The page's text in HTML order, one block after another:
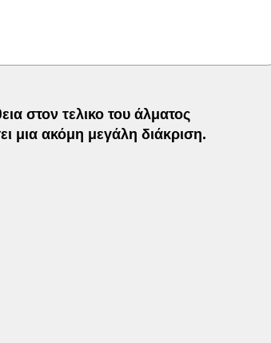
στον τελικο του άλματος
μια ακόμη μεγάλη διάκριση.